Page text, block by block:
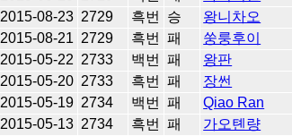
2015-08-23 2729 흑번 승 왕니차오
2015-08-21 2729 흑번 패 쑹룽후이
2015-05-22 2733 백번 패 왕판
2015-05-20 2733 흑번 패 장썬
2015-05-19 2734 백번 패 Qiao Ran
2015-05-13 2734 흑번 패 가오톈량